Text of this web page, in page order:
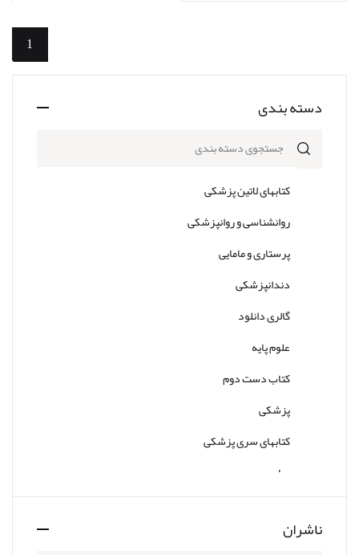
دسته بندی
کتابهای لاتین پزشکی
روانشناسی و روانپزشکی
پرستاری و مامایی
دندانپزشکی
گالری دانلود
علوم پایه
کتاب دست دوم
پزشکی
کتابهای سری پزشکی
سایر
ناشران
1